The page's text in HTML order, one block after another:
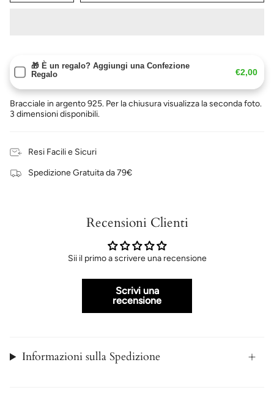
🎁 È un regalo? Aggiungi una Confezione
Regalo
€2,00
Bracciale in argento 925. Per la chiusura visualizza la seconda foto.
3 dimensioni disponibili.
Resi Facili e Sicuri
Spedizione Gratuita da 79€
Recensioni Clienti
Sii il primo a scrivere una recensione
Scrivi una
recensione
Informazioni sulla Spedizione